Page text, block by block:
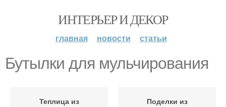
ИНТЕРЬЕР И ДЕКОР
главная новости статьи
Бутылки для мульчирования
Теплица из
Поделки из